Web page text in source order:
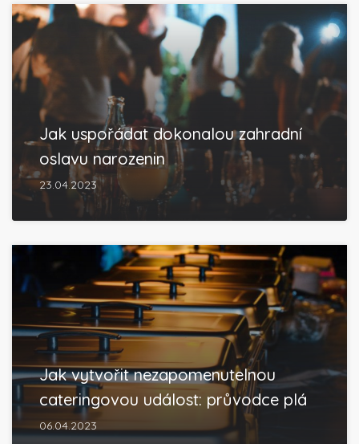
Jak uspořádat dokonalou zahradní
oslavu narozenin
23.04.2023
Jak vytvořit nezapomenutelnou
cateringovou událost: průvodce plá
06.04.2023